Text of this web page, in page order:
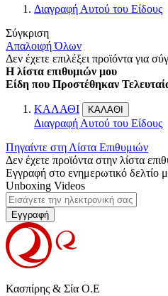
Διαγραφή Αυτού του Είδους
Σύγκριση
Απαλοιφή Όλων
Δεν έχετε επιλέξει προϊόντα για
Η λίστα επιθυμιών μου
Είδη που Προστέθηκαν
ΚΑΛΑΘΙ ΚΑΛΑΘΙ
Διαγραφή Αυτού του Είδους
Πηγαίντε στη Λίστα Επιθυμιών
Δεν έχετε προϊόντα στην λίστα
Εγγραφή στο ενημερωτικό δελτίο
Unboxing Videos
Εγγραφή
Κασπίρης & Σία Ο.Ε